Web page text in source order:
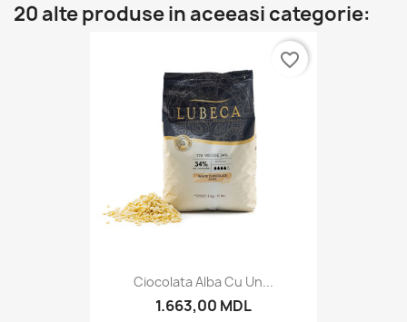
20 alte produse in aceeasi categorie:
Ciocolata Alba Cu Un...
1.663,00 MDL
favorite_border